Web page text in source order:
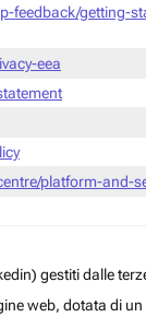
feedback/getting-
eea
platform-and-
gestiti dalle
web, dotata di